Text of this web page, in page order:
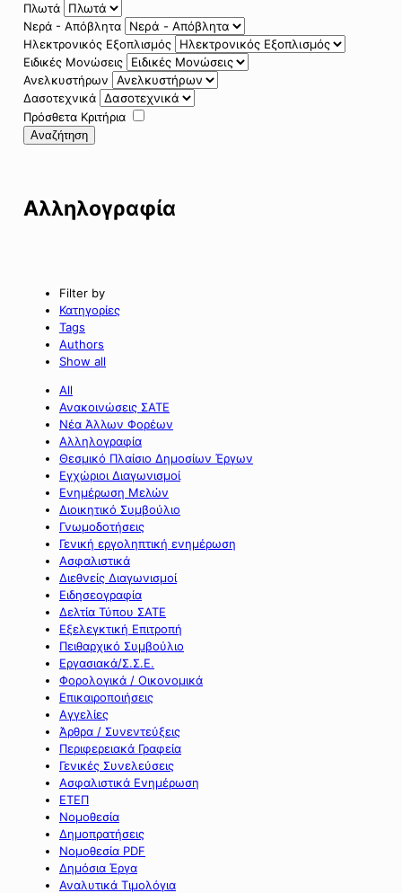
Πλωτά
Νερά - Απόβλητα
Ηλεκτρονικός Εξοπλισμός
Ειδικές Μονώσεις
Ανελκυστήρων
Δασοτεχνικά
Πρόσθετα Κριτήρια
Αναζήτηση
Αλληλογραφία
Filter by
Κατηγορίες
Tags
Authors
Show all
All
Ανακοινώσεις ΣΑΤΕ
Νέα Άλλων Φορέων
Αλληλογραφία
Θεσμικό Πλαίσιο Δημοσίων Έργων
Εγχώριοι Διαγωνισμοί
Ενημέρωση Μελών
Διοικητικό Συμβούλιο
Γνωμοδοτήσεις
Γενική εργοληπτική ενημέρωση
Ασφαλιστικά
Διεθνείς Διαγωνισμοί
Ειδησεογραφία
Δελτία Τύπου ΣΑΤΕ
Εξελεγκτική Επιτροπή
Πειθαρχικό Συμβούλιο
Εργασιακά/Σ.Σ.Ε.
Φορολογικά / Οικονομικά
Επικαιροποιήσεις
Αγγελίες
Άρθρα / Συνεντεύξεις
Περιφερειακά Γραφεία
Γενικές Συνελεύσεις
Ασφαλιστικά Ενημέρωση
ΕΤΕΠ
Νομοθεσία
Δημοπρατήσεις
Νομοθεσία PDF
Δημόσια Έργα
Αναλυτικά Τιμολόγια